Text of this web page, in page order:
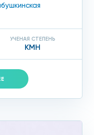
УЧЕНАЯ СТЕПЕНЬ
КМН